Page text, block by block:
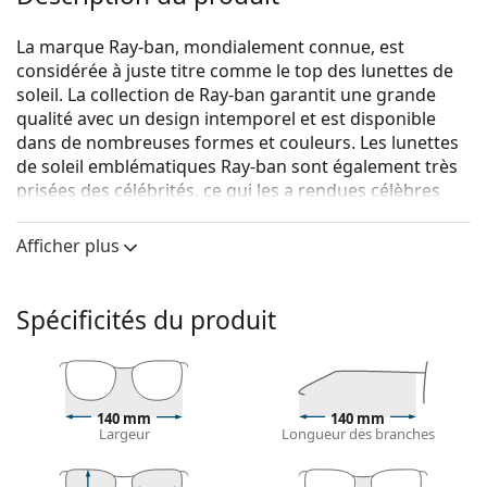
La marque Ray-ban, mondialement connue, est
considérée à juste titre comme le top des lunettes de
soleil. La collection de Ray-ban garantit une grande
qualité avec un design intemporel et est disponible
dans de nombreuses formes et couleurs. Les lunettes
de soleil emblématiques Ray-ban sont également très
prisées des célébrités, ce qui les a rendues célèbres
{nom du produit}
Voyez à quoi vous ressemblez avec ces lunettes de
soleil grâce à la fonction d'essayage virtuel de
Lentiamo.
Monture de lunettes de soleil
La couleur dorée de la monture s'accorde
cheveux châtain foncé.
Afficher plus
Spécificités du produit
140 mm
Largeur
140 mm
Longueur des branches